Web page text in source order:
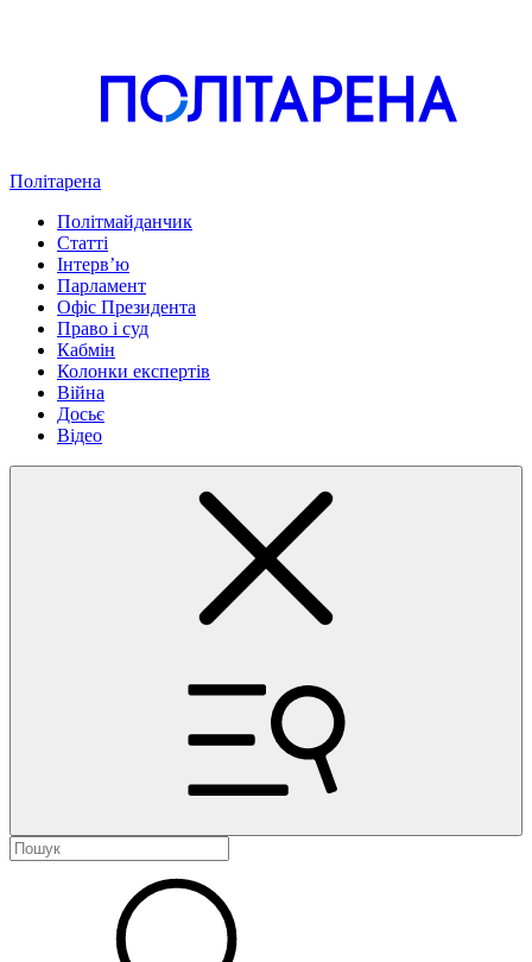
Політарена
Політмайданчик
Статті
Інтервʼю
Парламент
Офіс Президента
Право і суд
Кабмін
Колонки експертів
Війна
Досьє
Відео